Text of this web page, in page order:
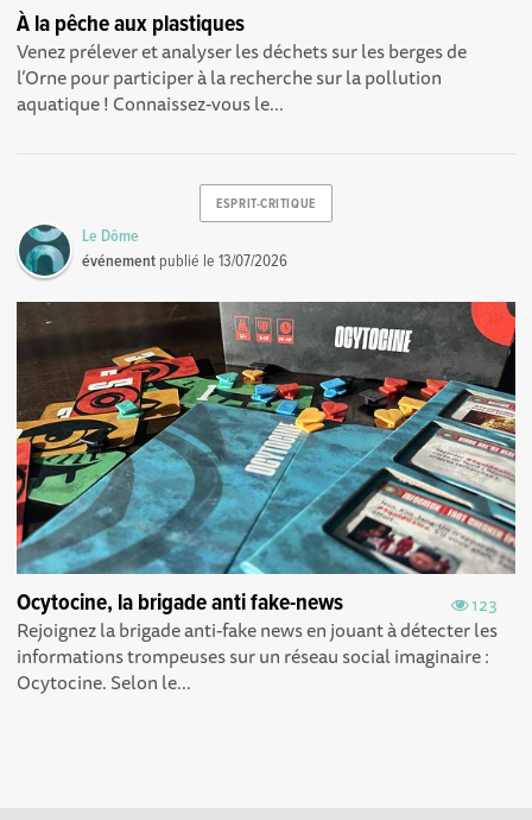
À la pêche aux plastiques
Venez prélever et analyser les déchets sur les berges de
l’Orne pour participer à la recherche sur la pollution
aquatique ! Connaissez-vous le...
ESPRIT-CRITIQUE
Le Dôme
événement publié le13/07/2026
123
Ocytocine, la brigade anti fake-news
Rejoignez la brigade anti-fake news en jouant à détecter les
informations trompeuses sur un réseau social imaginaire :
Ocytocine. Selon le...